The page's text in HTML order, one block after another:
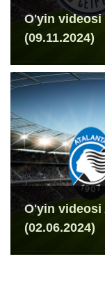
O'yin videosi
(09.11.2024)
O'yin videosi
(02.06.2024)